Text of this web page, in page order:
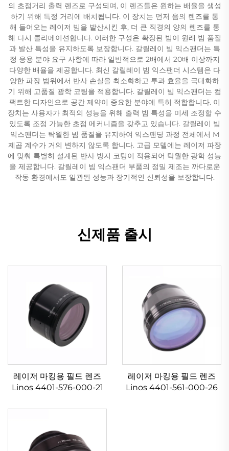
의 초점거리 출력 렌즈로 구성되며, 이 렌즈들은 원하는 배율을 생성
하기 위해 특정 거리에 배치됩니다. 이 장치는 먼저 음의 렌즈를 통
해 들어오는 레이저 빔을 발산시킨 후, 더 큰 직경의 양의 렌즈를 통
해 다시 콜리메이션합니다. 이러한 구성은 확장된 빔이 원래 빔 품질
과 발산 특성을 유지하도록 보장합니다. 갈릴레이 빔 익스팬더는 특
정 응용 분야 요구 사항에 따라 일반적으로 2배에서 20배 이상까지
다양한 배율을 제공합니다. 최신 갈릴레이 빔 익스팬더 시스템은 다
양한 파장 범위에서 반사 손실을 최소화하고 투과 효율을 극대화하
기 위해 고품질 광학 코팅을 적용합니다. 갈릴레이 빔 익스팬더는 컴
팩트한 디자인으로 공간 제약이 중요한 분야에 특히 적합합니다. 이
장치는 사용자가 최적의 성능을 위해 출력 빔 특성을 미세 조정할 수
있도록 조정 가능한 초점 메커니즘을 갖추고 있습니다. 갈릴레이 빔
익스팬더는 탁월한 빔 품질을 유지하여 익스팬딩 과정 전체에서 M
제곱 계수가 거의 변하지 않도록 합니다. 고급 모델에는 레이저 파장
에 맞춰 특별히 설계된 반사 방지 코팅이 적용되어 탁월한 광학 성능
을 제공합니다. 갈릴레이 빔 익스팬더 부품의 정밀 제조는 까다로운
작동 환경에서도 일관된 성능과 장기적인 신뢰성을 보장합니다.
신제품 출시
레이저 마킹용 필드 렌즈
Linos 4401-576-000-21
레이저 마킹용 필드 렌즈
Linos 4401-561-000-26